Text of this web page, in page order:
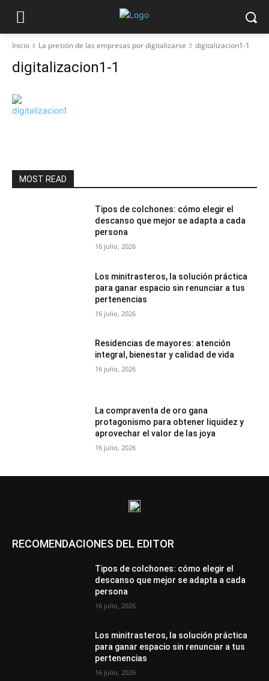
Inicio La presión de las empresas por digitalizarse digitalizacion1-1
digitalizacion1-1
MOST READ
Tipos de colchones: cómo elegir el
descanso que mejor se adapta a cada
persona
16 julio, 2026
Los minitrasteros, la solución práctica
para ganar espacio sin renunciar a tus
pertenencias
16 julio, 2026
Residencias de mayores: atención
integral, bienestar y calidad de vida
16 julio, 2026
La compraventa de oro gana
protagonismo para obtener liquidez y
aprovechar el valor de las joya
16 julio, 2026
RECOMENDACIONES DEL EDITOR
Tipos de colchones: cómo elegir el
descanso que mejor se adapta a cada
persona
16 julio, 2026
Los minitrasteros, la solución práctica
para ganar espacio sin renunciar a tus
pertenencias
16 julio, 2026